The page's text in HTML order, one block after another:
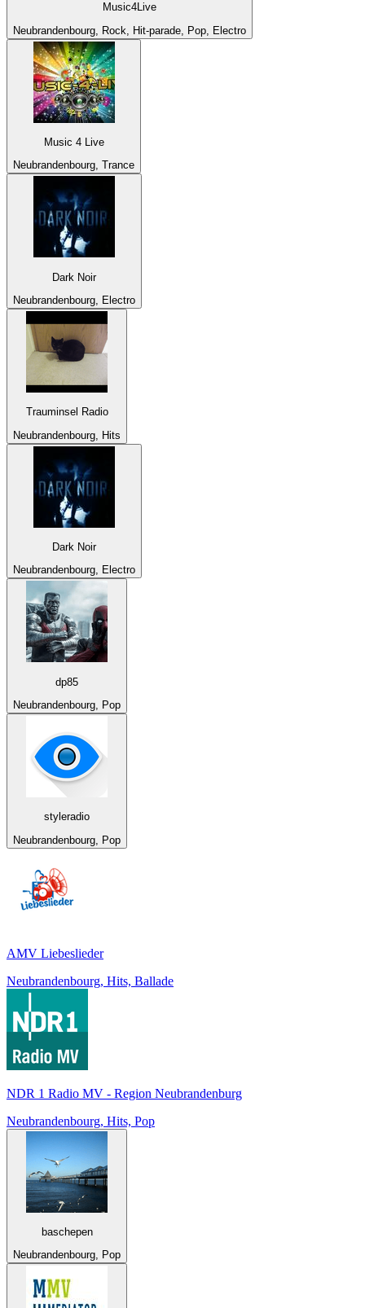
Music4Live
Neubrandenbourg, Rock, Hit-parade, Pop, Electro
Music 4 Live
Neubrandenbourg, Trance
Dark Noir
Neubrandenbourg, Electro
Trauminsel Radio
Neubrandenbourg, Hits
Dark Noir
Neubrandenbourg, Electro
dp85
Neubrandenbourg, Pop
styleradio
Neubrandenbourg, Pop
AMV Liebeslieder
Neubrandenbourg, Hits, Ballade
NDR 1 Radio MV - Region Neubrandenburg
Neubrandenbourg, Hits, Pop
baschepen
Neubrandenbourg, Pop